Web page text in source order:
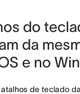
do
da
e no
de teclado